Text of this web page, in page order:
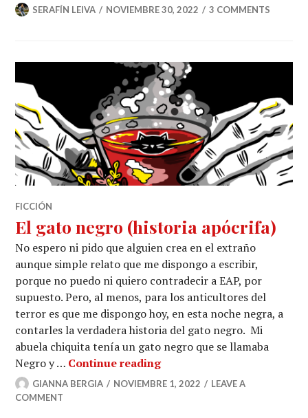
SERAFÍN LEIVA NOVIEMBRE 30, 2022 3 COMMENTS
FICCIÓN
El gato negro (historia apócrifa)
No espero ni pido que alguien crea en el extraño
aunque simple relato que me dispongo a escribir,
porque no puedo ni quiero contradecir a EAP, por
supuesto. Pero, al menos, para los anticultores del
terror es que me dispongo hoy, en esta noche negra, a
contarles la verdadera historia del gato negro. Mi
abuela chiquita tenía un gato negro que se llamaba
Negro y … Continue readingEl gato negro (historia
GIANNA BERGIA NOVIEMBRE 1, 2022
LEAVE A
COMMENT